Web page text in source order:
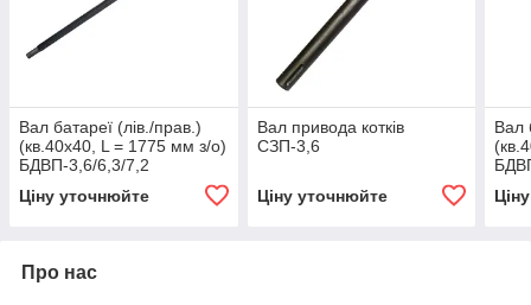
Вал батареї (лів./прав.)
(кв.40х40, L = 1775 мм з/о)
БДВП-3,6/6,3/7,2
Ціну уточнюйте
Вал привода котків
СЗП-3,6
Ціну уточнюйте
Вал
Про нас